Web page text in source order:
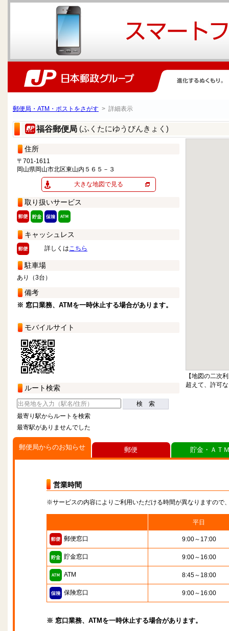
郵便局・ATM・ポストをさがす > 詳細表示
福谷郵便局 (ふくたにゆうびんきょく)
住所
〒701-1611
岡山県岡山市北区東山内５６５－３
大きな地図で見る
取り扱いサービス
キャッシュレス
詳しくはこちら
駐車場
あり（3台）
備考
※ 窓口業務、ATMを一時休止する場合があります。
モバイルサイト
ルート検索
検 索
最寄り駅からルートを検索
最寄駅がありませんでした
【地図の二次
超えて、許可
郵便局からのお知らせ
営業時間
※サービスの内容によりご利用いただける時間が異なりますので
平日
郵便窓口 9:00～17:00
貯金窓口 9:00～16:00
ATM 8:45～18:00
保険窓口 9:00～16:00
※ 窓口業務、ATMを一時休止する場合があります。
郵便 貯金・ＡＴ